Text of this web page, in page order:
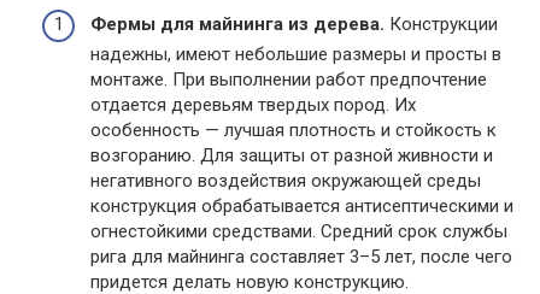
Фермы для майнинга из дерева. Конструкции
надежны, имеют небольшие размеры и просты в
монтаже. При выполнении работ предпочтение
отдается деревьям твердых пород. Их
особенность — лучшая плотность и стойкость к
возгоранию. Для защиты от разной живности и
негативного воздействия окружающей среды
конструкция обрабатывается антисептическими и
огнестойкими средствами. Средний срок службы
рига для майнинга составляет 3–5 лет, после чего
придется делать новую конструкцию.